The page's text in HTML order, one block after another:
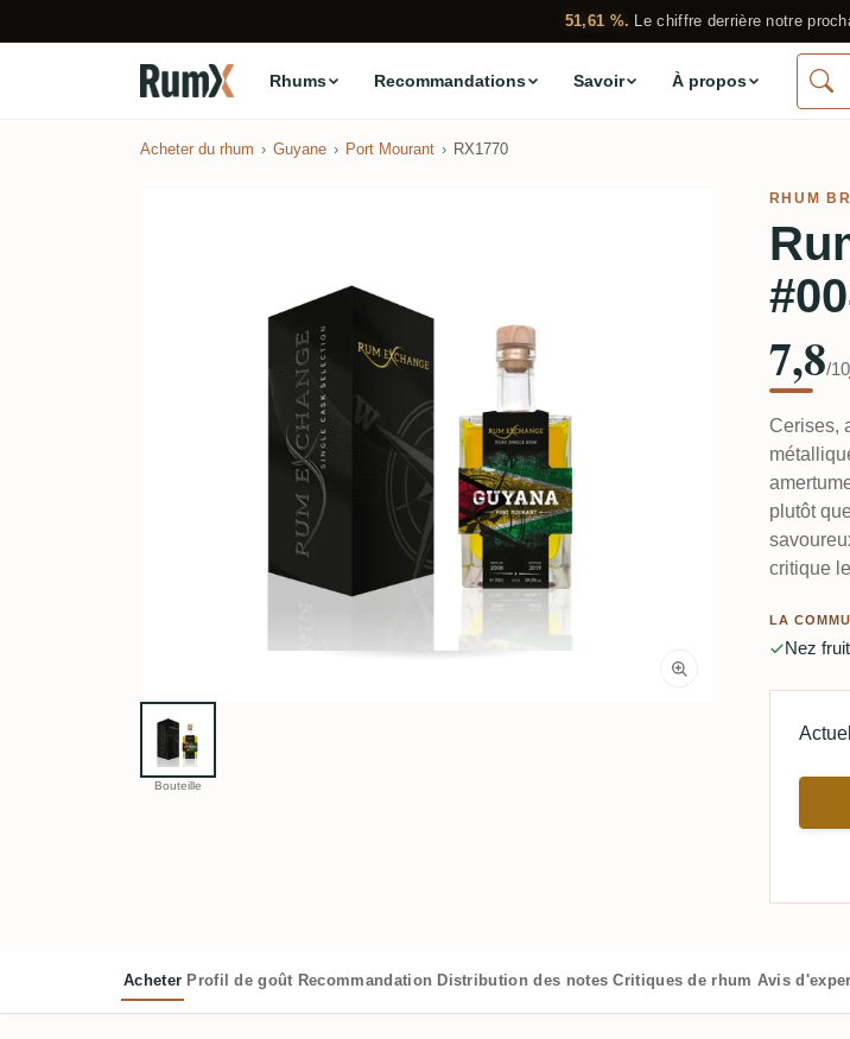
51,61 %. Le chiffre derrière notre
Rhums Recommandations Savoir À propos
Acheter du rhum Guyane Port Mourant RX1770
Bouteille
RHUM
7,8/10
Cerises,
plutôt
critique
LA
Nez
Acheter Profil de goût Recommandation Distribution des notes Critiques de rhum Avis